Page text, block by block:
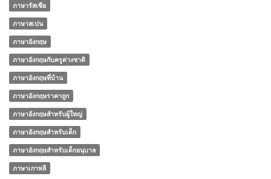
ภาษารัสเซีย
ภาษาสเปน
ภาษาอังกฤษ
ภาษาอังกฤษกับครูต่างชาติ
ภาษาอังกฤษที่บ้าน
ภาษาอังกฤษราคาถูก
ภาษาอังกฤษสำหรับผู้ใหญ่
ภาษาอังกฤษสำหรับเด็ก
ภาษาอังกฤษสำหรับเด็กอนุบาล
ภาษาเกาหลี